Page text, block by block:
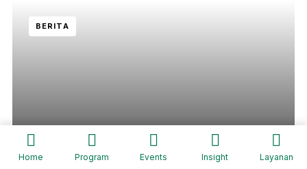
BERITA
3 MONTHS AGO
Home Program Events Insight Layanan